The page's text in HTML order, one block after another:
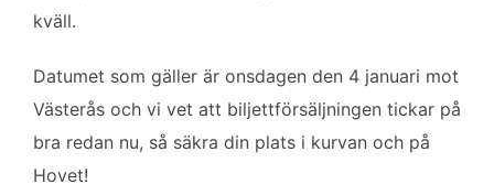
kväll.
Datumet som gäller är onsdagen den 4 januari mot
Västerås och vi vet att biljettförsäljningen tickar på
bra redan nu, så säkra din plats i kurvan och på
Hovet!